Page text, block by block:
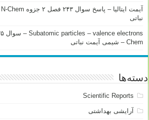
نباتی
Chem – شیمی آیمت نباتی
دسته‌ها
Scientific Reports
آرایشی بهداشتی